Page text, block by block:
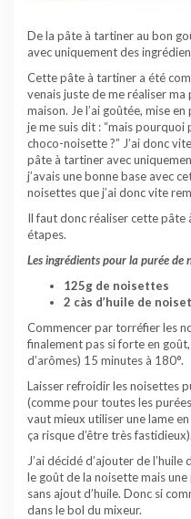
De la pâte à tartiner au bon
avec uniquement des
Cette pâte à tartiner a été
venais juste de me réaliser
maison. Je l’ai goûtée, mise
je me suis dit : “mais
choco-noisette ?” J’ai donc
pâte à tartiner avec
j’avais une bonne base avec
noisettes que j’ai donc vite
Il faut donc réaliser cette
étapes.
Les ingrédients pour la purée de
125g de noisettes
2 càs d’huile de
Commencer par torréfier les
finalement pas si forte en
d’arômes) 15 minutes à 180°.
Laisser refroidir les noisettes
(comme pour toutes les
vaut mieux utiliser une lame
ça risque d’être très fastidieux).
J’ai décidé d’ajouter de
le goût de la noisette mais
sans ajout d’huile. Donc si
dans le bol du mixeur.